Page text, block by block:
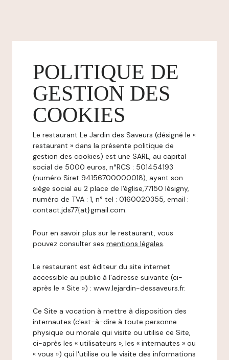
POLITIQUE DE
GESTION DES
COOKIES
Le restaurant Le Jardin des Saveurs (désigné le «
restaurant » dans la présente politique de
gestion des cookies) est une SARL, au capital
social de 5000 euros, n°RCS : 501454193
(numéro Siret 94156700000018), ayant son
siège social au 2 place de l'église,77150 lésigny,
numéro de TVA : 1, n° tel : 0160020355, email :
contact.jds77{at}gmail.com.
Pour en savoir plus sur le restaurant, vous
pouvez consulter ses mentions légales.
Le restaurant est éditeur du site internet
accessible au public à l'adresse suivante (ci-
après le « Site ») : www.lejardin-dessaveurs.fr.
Ce Site a vocation à mettre à disposition des
internautes (c'est-à-dire à toute personne
physique ou morale qui visite ou utilise ce Site,
ci-après les « utilisateurs », les « internautes » ou
« vous ») qui l'utilise ou le visite des informations